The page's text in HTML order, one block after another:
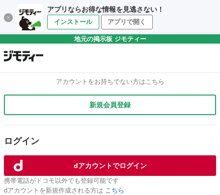
アプリならお得な情報を見逃さない！
インストール アプリで開く
地元の掲示板 ジモティー
アカウントをお持ちでない方はこちら
新規会員登録
ログイン
dアカウントでログイン
携帯電話がドコモ以外でも登録可能です
dアカウントを新規作成される方は こちら